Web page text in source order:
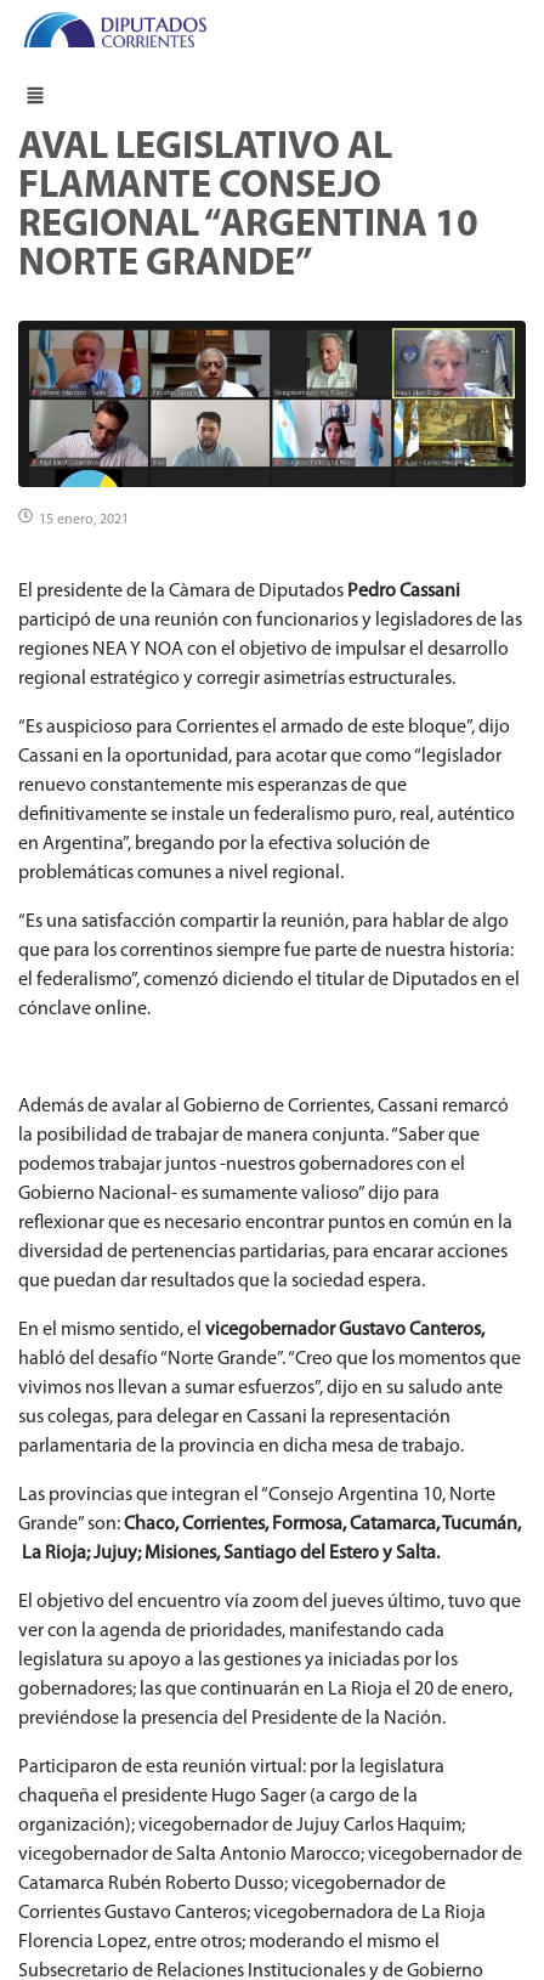
AVAL LEGISLATIVO AL
FLAMANTE CONSEJO
REGIONAL “ARGENTINA 10
NORTE GRANDE”
15 enero, 2021
El presidente de la Càmara de Diputados Pedro Cassani
participó de una reunión con funcionarios y legisladores de las
regiones NEA Y NOA con el objetivo de impulsar el desarrollo
regional estratégico y corregir asimetrías estructurales.
“Es auspicioso para Corrientes el armado de este bloque”, dijo
Cassani en la oportunidad, para acotar que como “legislador
renuevo constantemente mis esperanzas de que
definitivamente se instale un federalismo puro, real, auténtico
en Argentina”, bregando por la efectiva solución de
problemáticas comunes a nivel regional.
“Es una satisfacción compartir la reunión, para hablar de algo
que para los correntinos siempre fue parte de nuestra historia:
el federalismo”, comenzó diciendo el titular de Diputados en el
cónclave online.
Además de avalar al Gobierno de Corrientes, Cassani remarcó
la posibilidad de trabajar de manera conjunta. “Saber que
podemos trabajar juntos -nuestros gobernadores con el
Gobierno Nacional- es sumamente valioso” dijo para
reflexionar que es necesario encontrar puntos en común en la
diversidad de pertenencias partidarias, para encarar acciones
que puedan dar resultados que la sociedad espera.
En el mismo sentido, el vicegobernador Gustavo Canteros,
habló del desafío “Norte Grande”. “Creo que los momentos que
vivimos nos llevan a sumar esfuerzos”, dijo en su saludo ante
sus colegas, para delegar en Cassani la representación
parlamentaria de la provincia en dicha mesa de trabajo.
Las provincias que integran el “Consejo Argentina 10, Norte
Grande” son:Chaco, Corrientes, Formosa, Catamarca, Tucumán,
La Rioja; Jujuy; Misiones, Santiago del Estero y Salta.
El objetivo del encuentro vía zoom del jueves último, tuvo que
ver con la agenda de prioridades, manifestando cada
legislatura su apoyo a las gestiones ya iniciadas por los
gobernadores; las que continuarán en La Rioja el 20 de enero,
previéndose la presencia del Presidente de la Nación.
Participaron de esta reunión virtual: por la legislatura
chaqueña el presidente Hugo Sager (a cargo de la
organización); vicegobernador de Jujuy Carlos Haquim;
vicegobernador de Salta Antonio Marocco; vicegobernador de
Catamarca Rubén Roberto Dusso; vicegobernador de
Corrientes Gustavo Canteros; vicegobernadora de La Rioja
Florencia Lopez, entre otros; moderando el mismo el
Subsecretario de Relaciones Institucionales y de Gobierno